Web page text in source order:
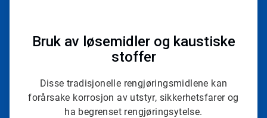
Bruk av løsemidler og kaustiske
stoffer
Disse tradisjonelle rengjøringsmidlene kan
forårsake korrosjon av utstyr, sikkerhetsfarer og
ha begrenset rengjøringsytelse.